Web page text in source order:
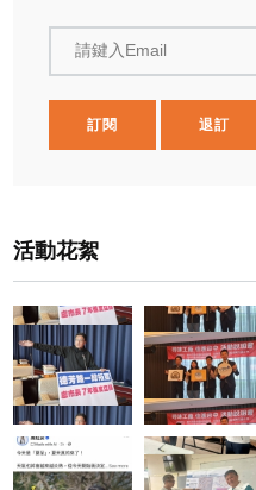
請鍵入Email
訂閱 退訂
活動花絮